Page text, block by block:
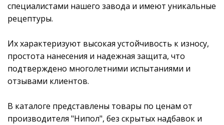
специалистами нашего завода и имеют уникальные
рецептуры.
Их характеризуют высокая устойчивость к износу,
простота нанесения и надежная защита, что
подтверждено многолетними испытаниями и
отзывами клиентов.
В каталоге представлены товары по ценам от
производителя "Нипол", без скрытых надбавок и